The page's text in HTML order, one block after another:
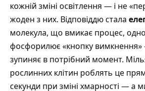
кожній зміні освітлення — і не
жоден з них. Відповіддю стала
молекула, що вмикає процес,
фосфорилює «кнопку вимкнення»
зупиняє в потрібний момент.
рослинних клітин роблять це
секунди при зміні хмарності — а